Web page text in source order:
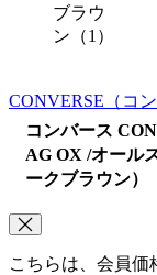
ブラウ
ン（1）
CONVERSE （コ
コンバース
AG OX /オール
ークブラウン）
こちらは、会員価